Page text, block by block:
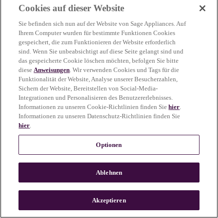
more information)
n
Cookies auf dieser Website
Sie befinden sich nun auf der Website von Sage Appliances. Auf
Ihrem Computer wurden für bestimmte Funktionen Cookies
gespeichert, die zum Funktionieren der Website erforderlich
sind. Wenn Sie unbeabsichtigt auf diese Seite gelangt sind und
das gespeicherte Cookie löschen möchten, befolgen Sie bitte
dieseAnweisungen. Wir verwenden Cookies und Tags für die
Funktionalität der Website, Analyse unserer Besucherzahlen,
Sichern der Website, Bereitstellen von Social-Media-
Integrationen und Personalisieren des Benutzererlebnisses.
Informationen zu unseren Cookie-Richtlinien finden Siehier.
Informationen zu unseren Datenschutz-Richtlinien finden Sie
hier.
Optionen
Ablehnen
Akzeptieren